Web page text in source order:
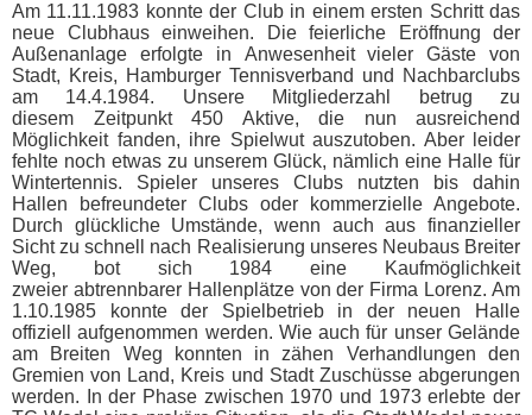
Am 11.11.1983 konnte der Club in einem ersten Schritt das
neue Clubhaus einweihen. Die feierliche Eröffnung der
Außenanlage erfolgte in Anwesenheit vieler Gäste von
Stadt, Kreis, Hamburger Tennisverband und Nachbarclubs
am 14.4.1984. Unsere Mitgliederzahl betrug zu
diesem Zeitpunkt 450 Aktive, die nun ausreichend
Möglichkeit fanden, ihre Spielwut auszutoben. Aber leider
fehlte noch etwas zu unserem Glück, nämlich eine Halle für
Wintertennis. Spieler unseres Clubs nutzten bis dahin
Hallen befreundeter Clubs oder kommerzielle Angebote.
Durch glückliche Umstände, wenn auch aus finanzieller
Sicht zu schnell nach Realisierung unseres Neubaus Breiter
Weg, bot sich 1984 eine Kaufmöglichkeit
zweier abtrennbarer Hallenplätze von der Firma Lorenz. Am
1.10.1985 konnte der Spielbetrieb in der neuen Halle
offiziell aufgenommen werden. Wie auch für unser Gelände
am Breiten Weg konnten in zähen Verhandlungen den
Gremien von Land, Kreis und Stadt Zuschüsse abgerungen
werden. In der Phase zwischen 1970 und 1973 erlebte der